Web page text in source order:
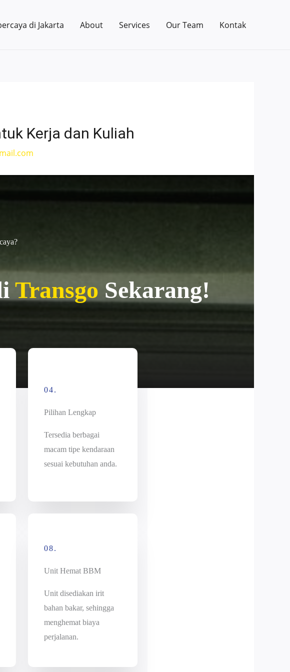
di Jakarta About Services Our Team Kontak
Kerja dan Kuliah
Transgo Sekarang!
04.
Pilihan Lengkap
Tersedia berbagai
macam tipe kendaraan
sesuai kebutuhan anda.
08.
Unit Hemat BBM
Unit disediakan irit
bahan bakar, sehingga
menghemat biaya
perjalanan.